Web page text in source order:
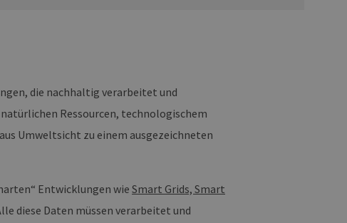
die nachhaltig verarbeitet und
Ressourcen, technologischem
Umweltsicht zu einem ausgezeichneten
Entwicklungen wie Smart Grids, Smart
diese Daten müssen verarbeitet und